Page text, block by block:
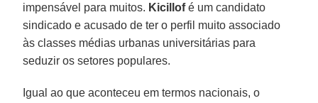
impensável para muitos. Kicillofé um candidato
sindicado e acusado de ter o perfil muito associado
às classes médias urbanas universitárias para
seduzir os setores populares.
Igual ao que aconteceu em termos nacionais, o